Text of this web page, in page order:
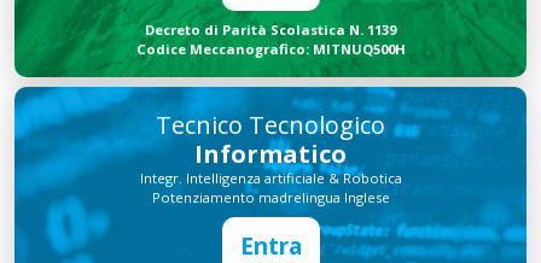
Decreto di Parità Scolastica N. 1139
Codice Meccanografico: MITNUQ500H
Tecnico Tecnologico
Informatico
Integr. Intelligenza artificiale & Robotica
Potenziamento madrelingua Inglese
Entra